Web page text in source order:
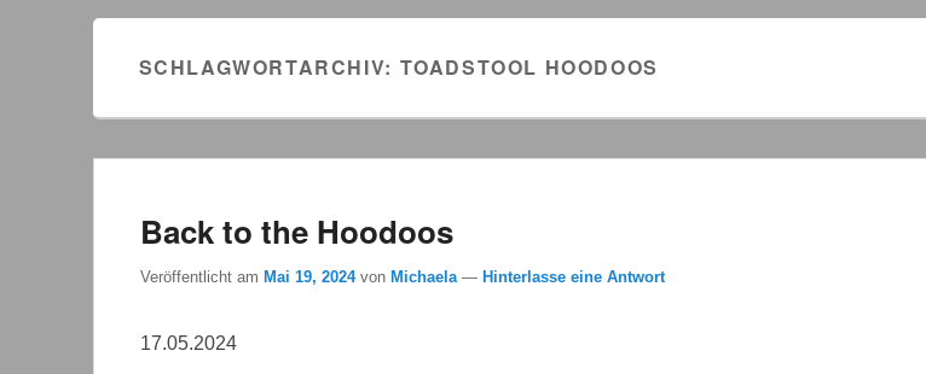
SCHLAGWORTARCHIV: TOADSTOOL HOODOOS
Back to the Hoodoos
Veröffentlicht am Mai 19, 2024 von Michaela — Hinterlasse eine Antwort
17.05.2024